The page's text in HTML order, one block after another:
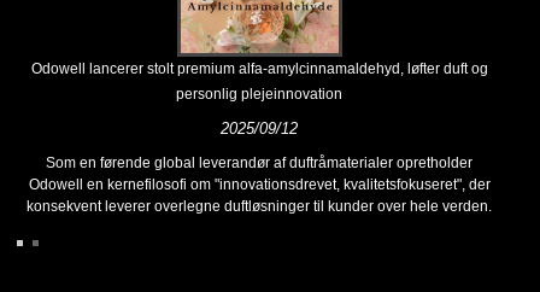
Odowell lancerer stolt premium alfa-amylcinnamaldehyd, løfter duft og
personlig plejeinnovation
2025/09/12
Som en førende global leverandør af duftråmaterialer opretholder
Odowell en kernefilosofi om "innovationsdrevet, kvalitetsfokuseret", der
konsekvent leverer overlegne duftløsninger til kunder over hele verden.